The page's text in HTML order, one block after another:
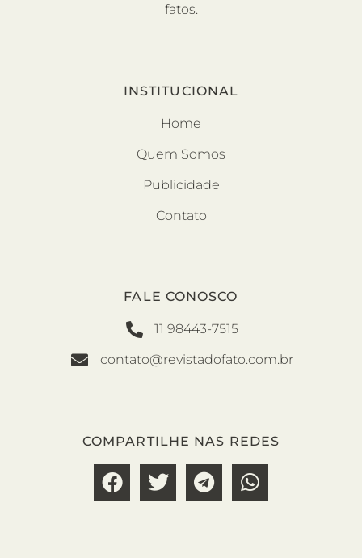
fatos.
INSTITUCIONAL
Home
Quem Somos
Publicidade
Contato
FALE CONOSCO
11 98443-7515
contato@revistadofato.com.br
COMPARTILHE NAS REDES